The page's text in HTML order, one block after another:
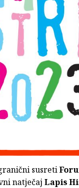
susreti
natječaj Lapis